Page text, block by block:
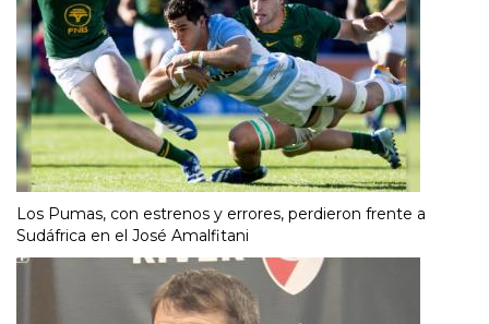
Los Pumas, con estrenos y errores, perdieron frente a
Sudáfrica en el José Amalfitani